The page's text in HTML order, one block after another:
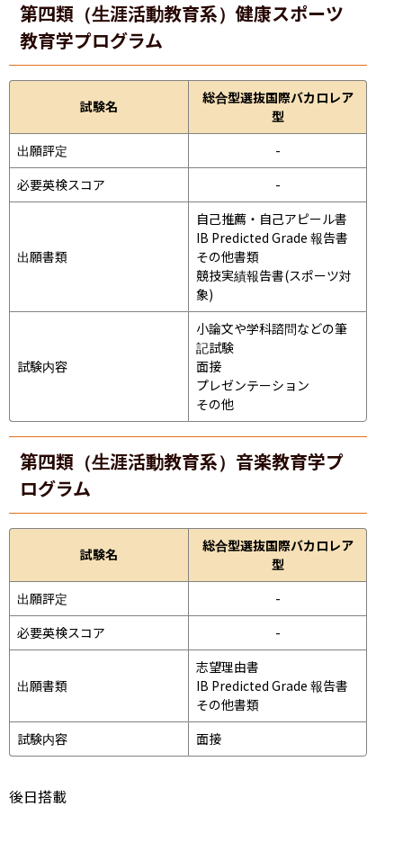
第四類（生涯活動教育系）健康スポーツ
教育学プログラム
試験名
総合型選抜国際バカロレア
型
出願評定
-
必要英検スコア
-
出願書類
自己推薦・自己アピール書
IB Predicted Grade 報告書
その他書類
競技実績報告書(スポーツ対
象)
試験内容
小論文や学科諮問などの筆
記試験
面接
プレゼンテーション
その他
第四類（生涯活動教育系）音楽教育学プ
ログラム
試験名
総合型選抜国際バカロレア
型
出願評定
-
必要英検スコア
-
出願書類
志望理由書
IB Predicted Grade 報告書
その他書類
試験内容
面接
後日搭載